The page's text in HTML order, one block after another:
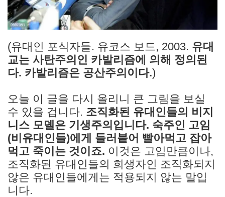
(유대인 포식자들. 유코스 보드, 2003. 유대
교는 사탄주의인 카발리즘에 의해 정의된
다. 카발리즘은 공산주의이다.)
오늘 이 글을 다시 올리니 큰 그림을 보실
수 있을 겁니다. 조직화된 유대인들의 비지
니스 모델은 기생주의입니다. 숙주인 고임
(비유대인들)에게 들러붙어 빨아먹고 잡아
먹고 죽이는 것이죠. 이것은 고임만큼이나,
조직화된 유대인들의 희생자인 조직화되지
않은 유대인들에게는 적용되지 않는 말입
니다.